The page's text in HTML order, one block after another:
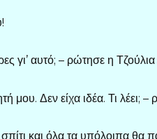
γι’ αυτό; – ρώτησε η
μου. Δεν είχα ιδέα. Τι λέει;
σπίτι και όλα τα υπόλοιπα θα